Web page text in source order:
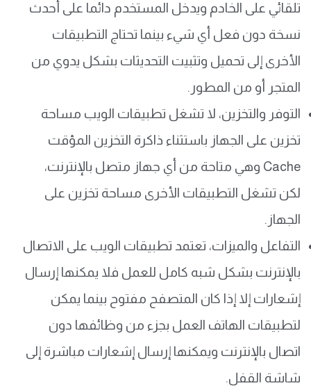
تلقائي على الخادم ويدخل المستخدم دائما على أحدث
نسخة دون فعل أي شيء بينما تحتاج التطبيقات
الأخرى إلى تحميل وتثبيت التحديثات بشكل يدوي من
المتجر أو من المطور.
التوفر والتخزين، لا تشغل تطبيقات الويب مساحة
تخزين على الجهاز باستثناء ذاكرة التخزين المؤقت
Cache وهي متاحة من أي جهاز متصل بالإنترنت،
لكن تشغل التطبيقات الأخرى مساحة تخزين على
الجهاز.
التفاعل والميزات، تعتمد تطبيقات الويب على الاتصال
بالإنترنت بشكل شبه كامل للعمل فلا يمكنها إرسال
إشعارات إلا إذا كان المتصفح مفتوح بينما يمكن
لتطبيقات الهاتف العمل بجزء من وظائفها دون
اتصال بالإنترنت ويمكنها إرسال إشعارات مباشرة إلى
شاشة القفل.